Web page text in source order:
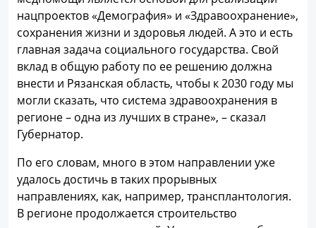
нацпроектов «Демография» и «Здравоохранение»,
сохранения жизни и здоровья людей. А это и есть
главная задача социального государства. Свой
вклад в общую работу по ее решению должна
внести и Рязанская область, чтобы к 2030 году мы
могли сказать, что система здравоохранения в
регионе – одна из лучших в стране», – сказал
Губернатор.
По его словам, много в этом направлении уже
удалось достичь в таких прорывных
направлениях, как, например, трансплантология.
В регионе продолжается строительство